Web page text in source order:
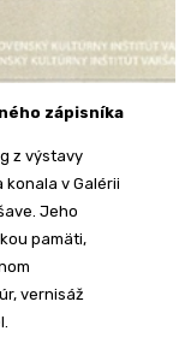
zápisníka
z výstavy
v Galérii
Jeho
pamäti,
vernisáž